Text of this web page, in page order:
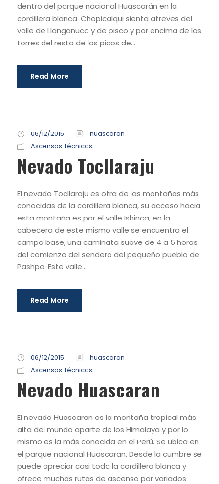
dentro del parque nacional Huascarán en la
cordillera blanca. Chopicalqui sienta atreves del
valle de Llanganuco y de pisco y por encima de los
torres del resto de los picos de...
Read More
06/12/2015
huascaran
Ascensos Técnicos
Nevado Tocllaraju
El nevado Tocllaraju es otra de las montañas más
conocidas de la cordillera blanca, su acceso hacia
esta montaña es por el valle Ishinca, en la
cabecera de este mismo valle se encuentra el
campo base, una caminata suave de 4 a 5 horas
del comienzo del sendero del pequeño pueblo de
Pashpa. Este valle...
Read More
06/12/2015
huascaran
Ascensos Técnicos
Nevado Huascaran
El nevado Huascaran es la montaña tropical más
alta del mundo aparte de los Himalaya y por lo
mismo es la más conocida en el Perú. Se ubica en
el parque nacional Huascaran. Desde la cumbre se
puede apreciar casi toda la cordillera blanca y
ofrece muchas rutas de ascenso por variados